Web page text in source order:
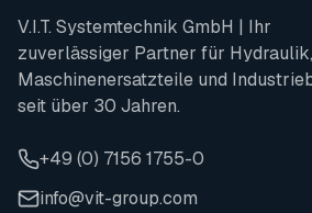
V.I.T. Systemtechnik GmbH | Ihr
zuverlässiger Partner für Hydraulik,
Maschinenersatzteile und
seit über 30 Jahren.
+49 (0) 7156 1755-0
info@vit-group.com